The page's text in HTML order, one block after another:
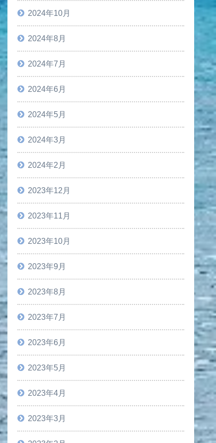
2024年10月
2024年8月
2024年7月
2024年6月
2024年5月
2024年3月
2024年2月
2023年12月
2023年11月
2023年10月
2023年9月
2023年8月
2023年7月
2023年6月
2023年5月
2023年4月
2023年3月